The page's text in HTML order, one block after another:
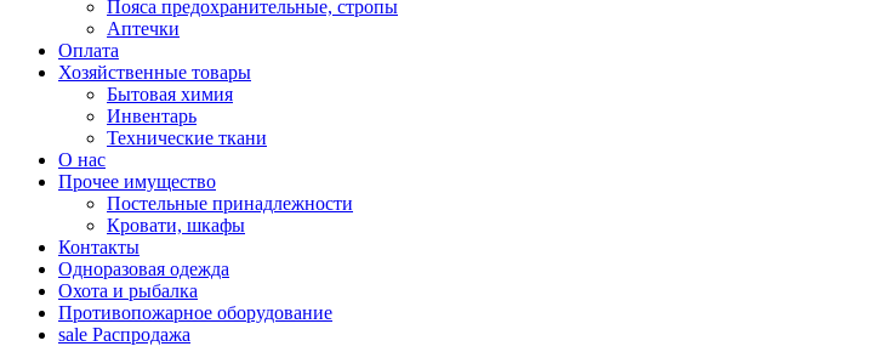
Пояса предохранительные, стропы
Аптечки
Оплата
Хозяйственные товары
Бытовая химия
Инвентарь
Технические ткани
О нас
Прочее имущество
Постельные принадлежности
Кровати, шкафы
Контакты
Одноразовая одежда
Охота и рыбалка
Противопожарное оборудование
sale Распродажа